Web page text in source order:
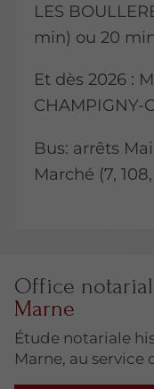
LES
min) ou 20
Et dès 2026 :
CHAMPIGNY-
Bus: arrêts
Marché (7,
Office
Marne
Étude notariale
Marne, au service